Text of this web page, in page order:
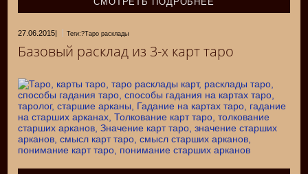
СМОТРЕТЬ ПОДРОБНЕЕ
27.06.2015| Теги:?Таро расклады
Базовый расклад из 3-х карт таро